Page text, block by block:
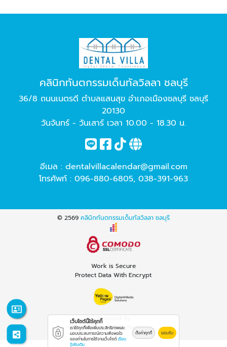
คลินิกทันตกรรมเด็นทัลวิลลา ชลบุรี
36/8 ถนนเนตรดี ตำบลแสนสุข อำเภอเมืองชลบุรี ชลบุรี
20130
วันจันทร์ - วันเสาร์ เวลา 10.00 - 18.30 น.
อีเมล : dentalvillacalendar@gmail.com
โทรศัพท์ : 096-880-6805, 038-391-963
© 2569 คลินิกทันตกรรมเด็นทัลวิลลา ชลบุรี
Work is Secure
Protect Data With Encrypt
Powered By
Thailand YellowPages
เว็บไซต์นี้ใช้คุกกี้
เราใช้คุกกี้เพื่อเพิ่มประสิทธิภาพและ
มอบประสบการณ์ความพึงพอใจ
ของท่านในการใช้งานเว็บไซต์ เรียน
รู้เพิ่มเติม
ตั้งค่าคุกกี้ ยอมรับ